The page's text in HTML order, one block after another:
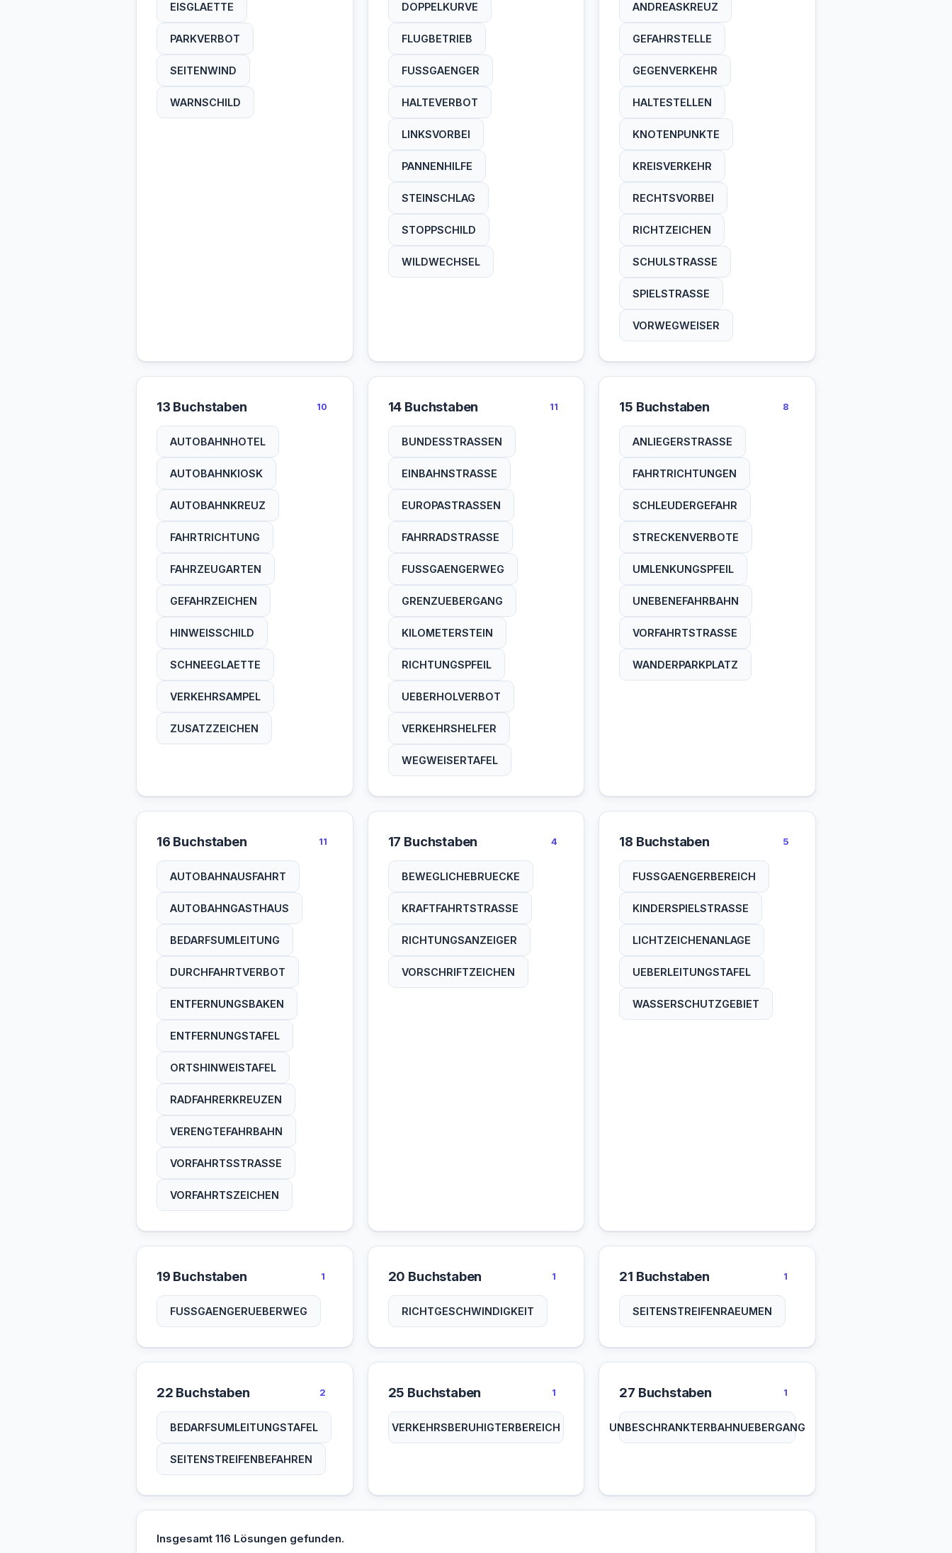
EISGLAETTE
PARKVERBOT
SEITENWIND
WARNSCHILD
DOPPELKURVE
FLUGBETRIEB
FUSSGAENGER
HALTEVERBOT
LINKSVORBEI
PANNENHILFE
STEINSCHLAG
STOPPSCHILD
WILDWECHSEL
ANDREASKREUZ
GEFAHRSTELLE
GEGENVERKEHR
HALTESTELLEN
KNOTENPUNKTE
KREISVERKEHR
RECHTSVORBEI
RICHTZEICHEN
SCHULSTRASSE
SPIELSTRASSE
VORWEGWEISER
13 Buchstaben 10
AUTOBAHNHOTEL
AUTOBAHNKIOSK
AUTOBAHNKREUZ
FAHRTRICHTUNG
FAHRZEUGARTEN
GEFAHRZEICHEN
HINWEISSCHILD
SCHNEEGLAETTE
VERKEHRSAMPEL
ZUSATZZEICHEN
14 Buchstaben 11
BUNDESSTRASSEN
EINBAHNSTRASSE
EUROPASTRASSEN
FAHRRADSTRASSE
FUSSGAENGERWEG
GRENZUEBERGANG
KILOMETERSTEIN
RICHTUNGSPFEIL
UEBERHOLVERBOT
VERKEHRSHELFER
WEGWEISERTAFEL
15 Buchstaben 8
ANLIEGERSTRASSE
FAHRTRICHTUNGEN
SCHLEUDERGEFAHR
STRECKENVERBOTE
UMLENKUNGSPFEIL
UNEBENEFAHRBAHN
VORFAHRTSTRASSE
WANDERPARKPLATZ
16 Buchstaben 11
AUTOBAHNAUSFAHRT
AUTOBAHNGASTHAUS
BEDARFSUMLEITUNG
DURCHFAHRTVERBOT
ENTFERNUNGSBAKEN
ENTFERNUNGSTAFEL
ORTSHINWEISTAFEL
RADFAHRERKREUZEN
VERENGTEFAHRBAHN
VORFAHRTSSTRASSE
VORFAHRTSZEICHEN
17 Buchstaben 4
BEWEGLICHEBRUECKE
KRAFTFAHRTSTRASSE
RICHTUNGSANZEIGER
VORSCHRIFTZEICHEN
18 Buchstaben 5
FUSSGAENGERBEREICH
KINDERSPIELSTRASSE
LICHTZEICHENANLAGE
UEBERLEITUNGSTAFEL
WASSERSCHUTZGEBIET
19 Buchstaben 1
FUSSGAENGERUEBERWEG
20 Buchstaben 1
RICHTGESCHWINDIGKEIT
21 Buchstaben 1
SEITENSTREIFENRAEUMEN
22 Buchstaben 2
BEDARFSUMLEITUNGSTAFEL
SEITENSTREIFENBEFAHREN
25 Buchstaben 1
VERKEHRSBERUHIGTERBEREICH
27 Buchstaben 1
UNBESCHRANKTERBAHNUEBERGANG
Insgesamt 116 Lösungen gefunden.